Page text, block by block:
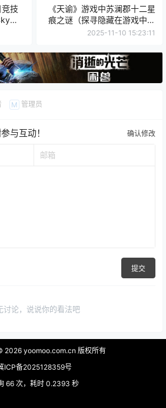
技
世
《天谕》游戏中苏澜郡十二星
痕之谜（探寻隐藏在游戏中的
神秘符号与传说）
2025-11-10 15:23:11
M 管理员
与互动！ 确认修改
提交
讨论，说说你的看法吧
2026 yoomoo.com.cn 版权所有
ICP备2025128359号
66 次，耗时 0.2393 秒